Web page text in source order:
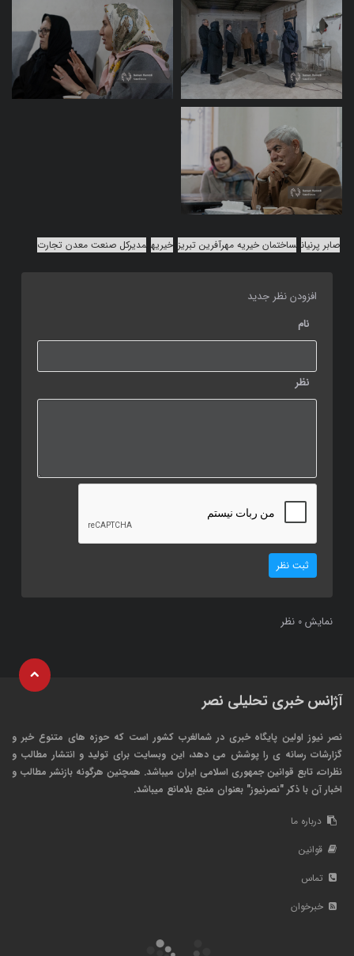
صابر پرنیان ساختمان خیریه مهرآفرین تبریز خیریه مدیرکل صنعت معدن تجارت
افزودن نظر جدید
نام
نظر
ثبت نظر
نمایش 0 نظر
آژانس خبری تحلیلی نصر
نصر نیوز اولین پایگاه خبری در شمالغرب کشور است که حوزه های متنوع خبر و
گزارشات رسانه ی را پوشش می دهد، این وبسایت برای تولید و انتشار مطالب و
نظرات، تابع قوانین جمهوری اسلامی ایران میباشد. همچنین هرگونه بازنشر مطالب و
اخبار آن با ذکر "نصرنیوز" بعنوان منبع بلامانع میباشد.
درباره ما
قوانین
تماس
خبرخوان